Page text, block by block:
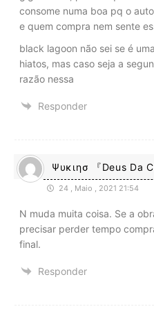
consome numa boa pq o
e quem compra nem sente
black lagoon não sei se é
hiatos, mas caso seja a
razão nessa
Responder
Ψυκιησ 『Deus Da
24 , Maio , 2021 21:54
N muda muita coisa. Se a
precisar perder tempo
final.
Responder